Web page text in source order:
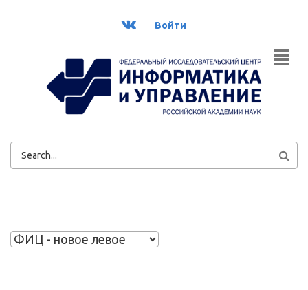
ВК Войти
ФОРМА